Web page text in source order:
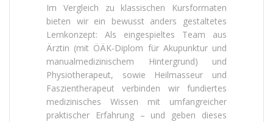
Im Vergleich zu klassischen Kursformaten
bieten wir ein bewusst anders gestaltetes
Lernkonzept: Als eingespieltes Team aus
Ärztin (mit ÖÄK-Diplom für Akupunktur und
manualmedizinischem Hintergrund) und
Physiotherapeut, sowie Heilmasseur und
Faszientherapeut verbinden wir fundiertes
medizinisches Wissen mit umfangreicher
praktischer Erfahrung – und geben dieses